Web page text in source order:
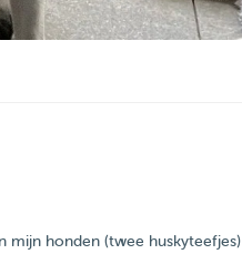
mijn honden (twee huskyteefjes)